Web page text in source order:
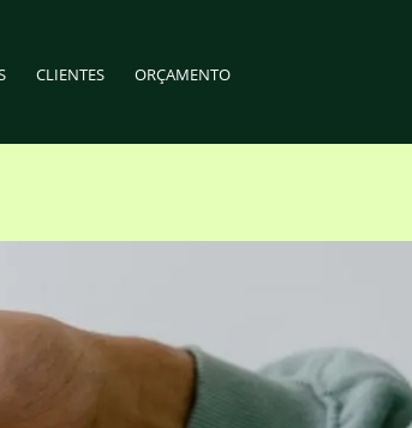
CLIENTES ORÇAMENTO